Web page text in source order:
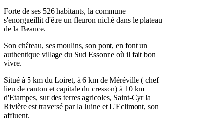
Forte de ses 526 habitants, la commune
s'enorgueillit d'être un fleuron niché dans le plateau
de la Beauce.
Son château, ses moulins, son pont, en font un
authentique village du Sud Essonne où il fait bon
vivre.
Situé à 5 km du Loiret, à 6 km de Méréville ( chef
lieu de canton et capitale du cresson) à 10 km
d'Etampes, sur des terres agricoles, Saint-Cyr la
Rivière est traversé par la Juine et L'Eclimont, son
affluent.